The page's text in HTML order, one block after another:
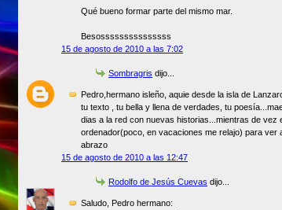
Qué bueno formar parte del mismo mar.
Besosssssssssssssss
15 de agosto de 2010 a las 7:02
Sombragris dijo...
Pedro,hermano isleño, aquie desde la isla de
tu texto , tu bella y llena de verdades, tu
dias a la red con nuevas historias...mientras de vez
ordenador(poco, en vacaciones me relajo) para ver
abrazo
15 de agosto de 2010 a las 12:47
Rodolfo de Jesús Cuevas dijo...
Saludo, Pedro hermano: